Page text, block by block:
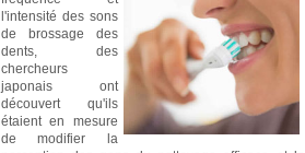
l'intensité des sons
de brossage des
dents, des
chercheurs
japonais ont
découvert qu'ils
étaient en mesure
de modifier la